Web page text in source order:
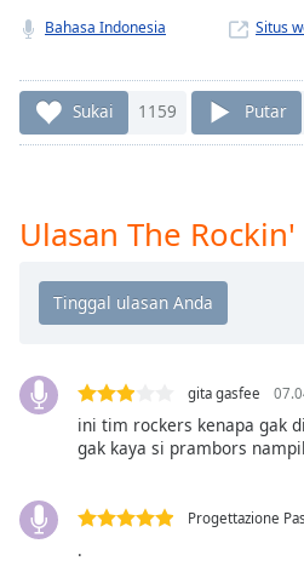
Rate
Chapters
Descriptions
descriptions
off,
selected
Subtitles
subtitles
settings,
subtitles
settings
dialog
Bahasa Indonesia Situs
Sukai 1159 Putar
Ulasan The
gita gasfee
ini tim rockers kenapa gak
gak kaya si prambors
Progettazione
.